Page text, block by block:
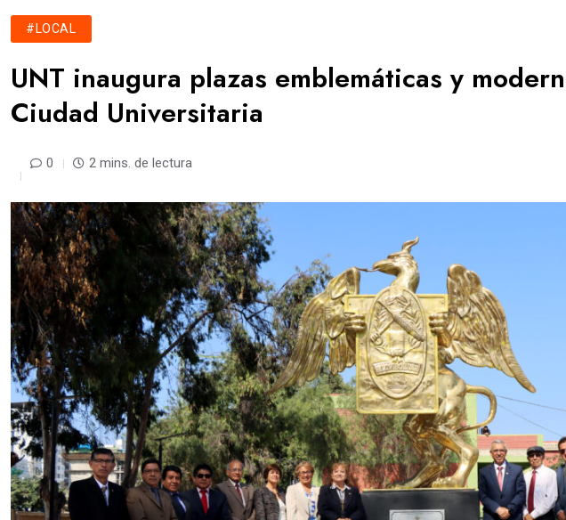
#LOCAL
UNT inaugura plazas emblemáticas y
Ciudad Universitaria
0 2 mins. de lectura